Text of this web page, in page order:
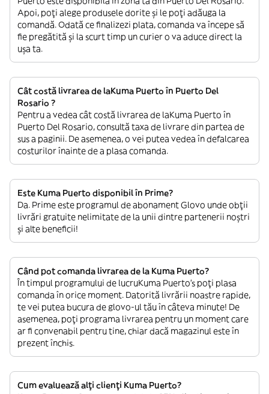
Apoi, poți alege produsele dorite și le poți adăuga la
comandă. Odată ce finalizezi plata, comanda va începe să
fie pregătită și la scurt timp un curier o va aduce direct la
ușa ta.
Cât costă livrarea de laKuma Puerto în Puerto Del
Rosario ?
Pentru a vedea cât costă livrarea de laKuma Puerto în
Puerto Del Rosario, consultă taxa de livrare din partea de
sus a paginii. De asemenea, o vei putea vedea în defalcarea
costurilor înainte de a plasa comanda.
Este Kuma Puerto disponibil în Prime?
Da. Prime este programul de abonament Glovo unde obții
livrări gratuite nelimitate de la unii dintre partenerii noștri
și alte beneficii!
Când pot comanda livrarea de la Kuma Puerto?
În timpul programului de lucruKuma Puerto’s poți plasa
comanda în orice moment. Datorită livrării noastre rapide,
te vei putea bucura de glovo-ul tău în câteva minute! De
asemenea, poți programa livrarea pentru un moment care
ar fi convenabil pentru tine, chiar dacă magazinul este în
prezent închis.
Cum evaluează alți clienți Kuma Puerto?